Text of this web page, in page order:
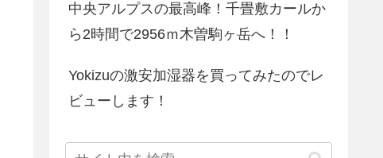
中央アルプスの最高峰！千畳敷カールか
ら2時間で2956ｍ木曽駒ヶ岳へ！！
Yokizuの激安加湿器を買ってみたのでレ
ビューします！